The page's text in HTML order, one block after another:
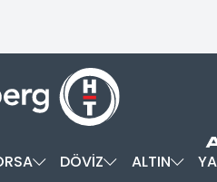
DÖVİZ ALTIN